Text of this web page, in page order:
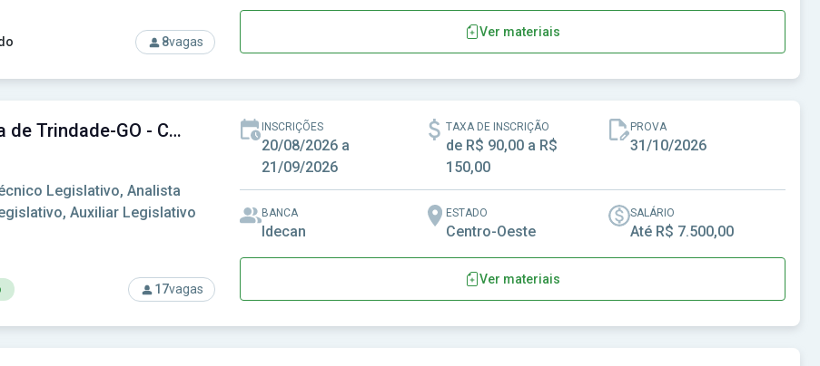
8vagas
Ver materiais
17vagas
Câmara de Trindade-GO - Câmara Municipal de Trindade-GO
Legislativo, Analista
Auxiliar Legislativo
INSCRIÇÕES
20/08/2026 a
21/09/2026
TAXA DE INSCRIÇÃO
de R$ 90,00 a R$
150,00
PROVA
31/10/2026
BANCA
Idecan
ESTADO
Centro-Oeste
SALÁRIO
Até R$ 7.500,00
Ver materiais